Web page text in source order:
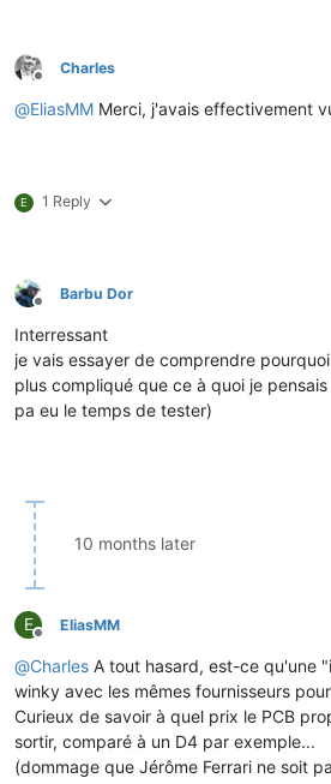
Offline
Charles
@EliasMM Merci, j'avais effectivement
E 1 Reply
Offline
Barbu Dor
Interressant
je vais essayer de comprendre
plus compliqué que ce à quoi je
pa eu le temps de tester)
10 months later
E
Offline
EliasMM
@Charles A tout hasard, est-ce qu'une
winky avec les mêmes fournisseurs
Curieux de savoir à quel prix le PCB
sortir, comparé à un D4 par exemple...
(dommage que Jérôme Ferrari ne soit